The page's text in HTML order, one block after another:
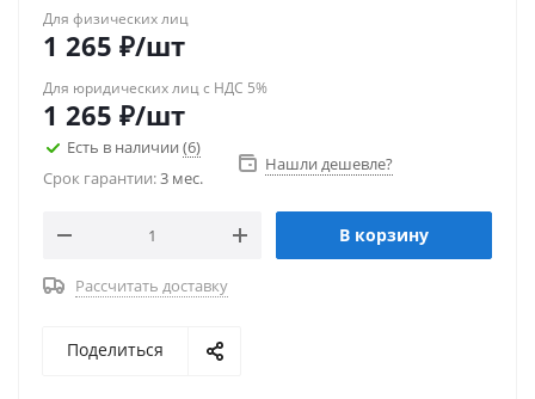
Для физических лиц
1 265 ₽/шт
Для юридических лиц с НДС 5%
1 265 ₽/шт
Есть в наличии (6)
Срок гарантии:3 мес.
Нашли дешевле?
В корзину
Рассчитать доставку
Поделиться